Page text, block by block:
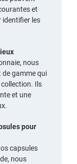
et
identifier les
nous
de gamme qui
Ils
et une
pour
capsules
nous